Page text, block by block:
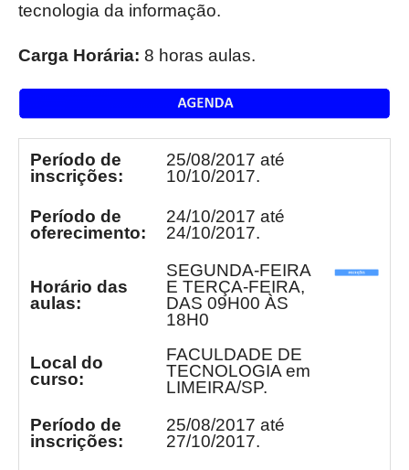
tecnologia da informação.
Carga Horária: 8 horas aulas.
Período de
inscrições:
25/08/2017 até
10/10/2017.
Período de
oferecimento:
24/10/2017 até
24/10/2017.
Horário das
aulas:
SEGUNDA-FEIRA
E TERÇA-FEIRA,
DAS 09H00 ÀS
18H0
Local do
curso:
FACULDADE DE
TECNOLOGIA em
LIMEIRA/SP.
Período de
inscrições:
25/08/2017 até
27/10/2017.